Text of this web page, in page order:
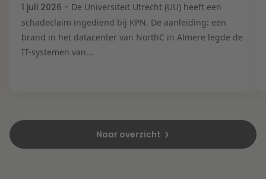
1 juli 2026 - De Universiteit Utrecht (UU) heeft een
schadeclaim ingediend bij KPN. De aanleiding: een
brand in het datacenter van NorthC in Almere legde de
IT-systemen van...
Naar overzicht